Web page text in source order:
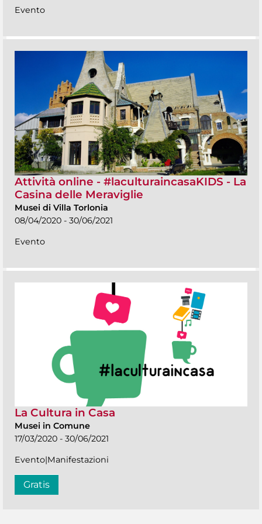
Evento
Attività online - #laculturaincasaKIDS - La
Casina delle Meraviglie
Musei di Villa Torlonia
08/04/2020 - 30/06/2021
Evento
La Cultura in Casa
Musei in Comune
17/03/2020 - 30/06/2021
Evento|Manifestazioni
Gratis